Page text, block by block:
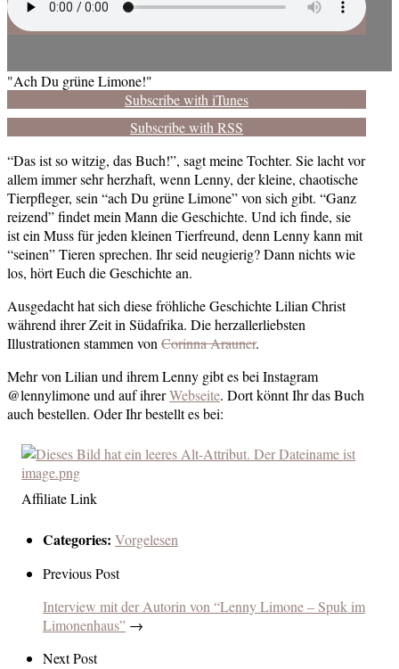
"Ach Du grüne Limone!"
Subscribe with iTunes
Subscribe with RSS
“Das ist so witzig, das Buch!”, sagt meine Tochter. Sie lacht vor
allem immer sehr herzhaft, wenn Lenny, der kleine, chaotische
Tierpfleger, sein “ach Du grüne Limone” von sich gibt. “Ganz
reizend” findet mein Mann die Geschichte. Und ich finde, sie
ist ein Muss für jeden kleinen Tierfreund, denn Lenny kann mit
“seinen” Tieren sprechen. Ihr seid neugierig? Dann nichts wie
los, hört Euch die Geschichte an.
Ausgedacht hat sich diese fröhliche Geschichte Lilian Christ
während ihrer Zeit in Südafrika. Die herzallerliebsten
Illustrationen stammen vonCorinna Arauner.
Mehr von Lilian und ihrem Lenny gibt es bei Instagram
@lennylimone und auf ihrerWebseite. Dort könnt Ihr das Buch
auch bestellen. Oder Ihr bestellt es bei:
Affiliate Link
Categories: Vorgelesen
Previous Post
Interview mit der Autorin von “Lenny Limone – Spuk im
Limonenhaus” →
Next Post